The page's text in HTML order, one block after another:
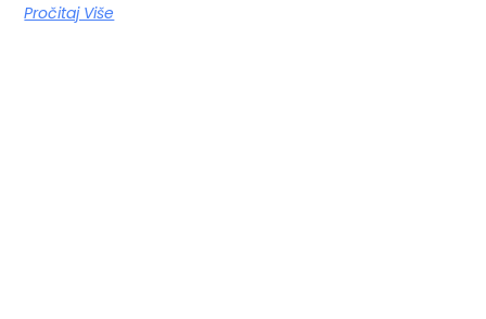
Pročitaj Više